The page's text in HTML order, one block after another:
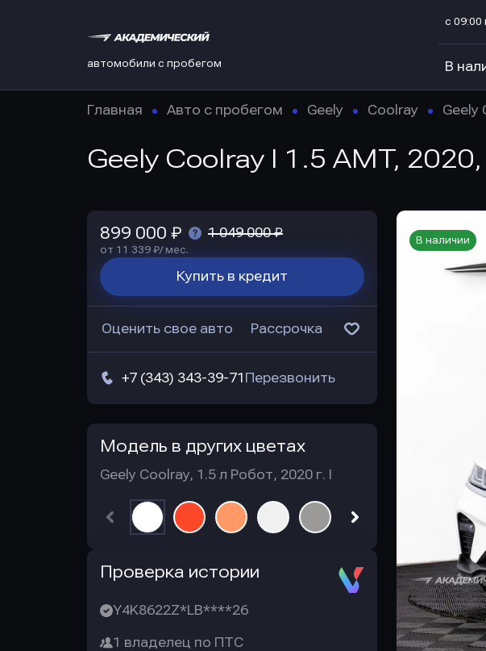
автомобили с пробегом
с 09:00
В
Главная Авто с пробегом Geely Coolray Geely
Geely Coolray I 1.5 AMT,
В наличии
899 000 ₽ 1 049 000 ₽
от 11 339 ₽/ мес.
Купить в кредит
Оценить свое авто Рассрочка
+7 (343) 343-39-71 Перезвонить
Модель в других цветах
Geely Coolray, 1.5 л Робот, 2020 г. I
Проверка истории
Y4K8622Z*LB****26
1 владелец по ПТС